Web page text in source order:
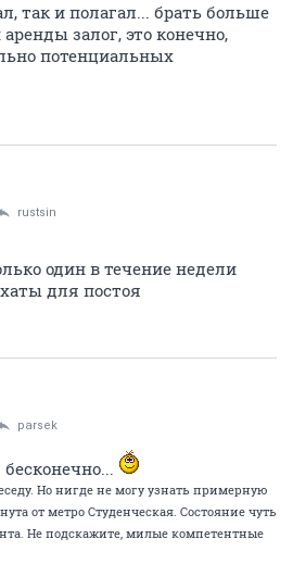
так и полагал... брать больше
залог, это конечно,
потенциальных
rustsin
один в течение недели
для постоя
parsek
Но нигде не могу узнать примерную
от метро Студенческая. Состояние чуть
Не подскажите, милые компетентные